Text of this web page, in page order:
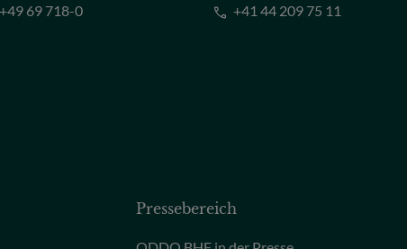
+49 69 718-0 +41 44 209 75 11
Pressebereich